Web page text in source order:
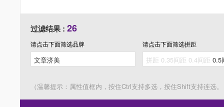
过滤结果 : 26
请点击下面筛选品牌 请点击下面筛选拼距
（温馨提示：属性值框内，按住Ctrl支持多选，按住Shift支持连选